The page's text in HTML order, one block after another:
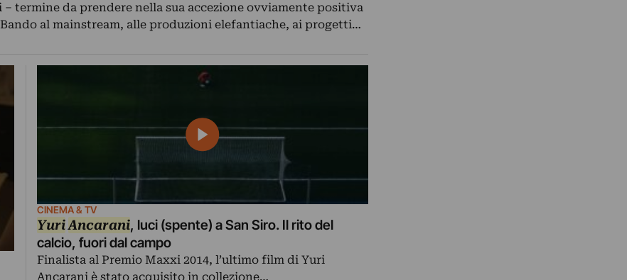
– termine da prendere nella sua accezione ovviamente positiva
al mainstream, alle produzioni elefantiache, ai progetti…
CINEMA & TV
YuriAncarani, luci (spente) a San Siro. Il rito del
calcio, fuori dal campo
Finalista al Premio Maxxi 2014, l’ultimo film di Yuri
Ancarani è stato acquisito in collezione…